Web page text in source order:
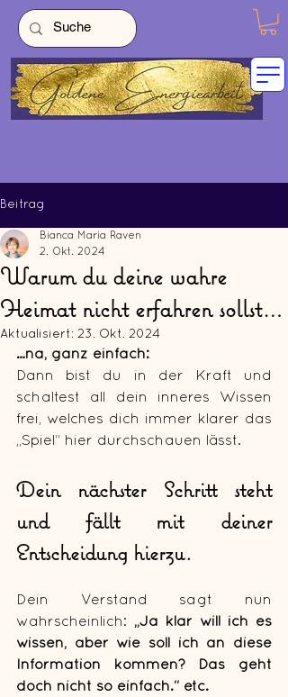
Beitrag
Warum du deine wahre
Heimat nicht erfahren sollst…
Bianca Maria Raven
2. Okt. 2024
Aktualisiert: 23. Okt. 2024
…na, ganz einfach:
Dann bist du in der Kraft und
schaltest all dein inneres Wissen
frei, welches dich immer klarer das
„Spiel“ hier durchschauen lässt.
Dein nächster Schritt steht
und fällt mit deiner
Entscheidung hierzu.
Dein Verstand sagt nun
wahrscheinlich: „Ja klar will ich es
wissen, aber wie soll ich an diese
Information kommen? Das geht
doch nicht so einfach.“ etc.